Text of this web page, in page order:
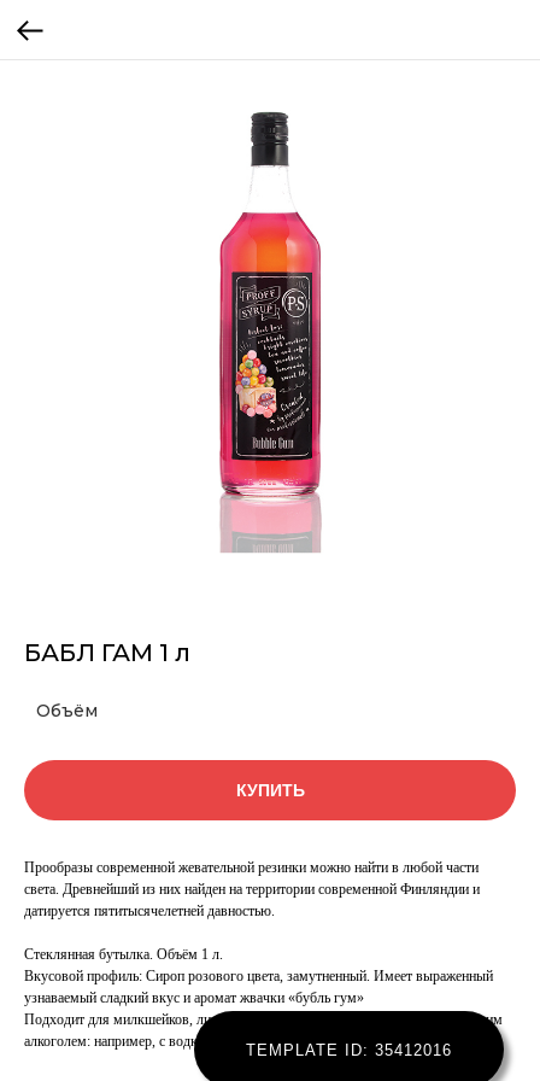
БАБЛ ГАМ 1 л
Объём
КУПИТЬ
Прообразы современной жевательной резинки можно найти в любой части
света. Древнейший из них найден на территории современной Финляндии и
датируется пятитысячелетней давностью.
Стеклянная бутылка. Объём 1 л.
Вкусовой профиль: Сироп розового цвета, замутненный. Имеет выраженный
узнаваемый сладкий вкус и аромат жвачки «бубль гум»
Подходит для милкшейков, лимонадов и смузи. Хорошо сочетается с крепким
алкоголем: например, с водкой или ромом.TEMPLATE ID: 35412016